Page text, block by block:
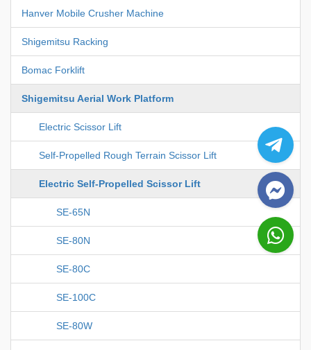
Hanver Mobile Crusher Machine
Shigemitsu Racking
Bomac Forklift
Shigemitsu Aerial Work Platform
Electric Scissor Lift
Self-Propelled Rough Terrain Scissor Lift
Electric Self-Propelled Scissor Lift
SE-65N
SE-80N
SE-80C
SE-100C
SE-80W